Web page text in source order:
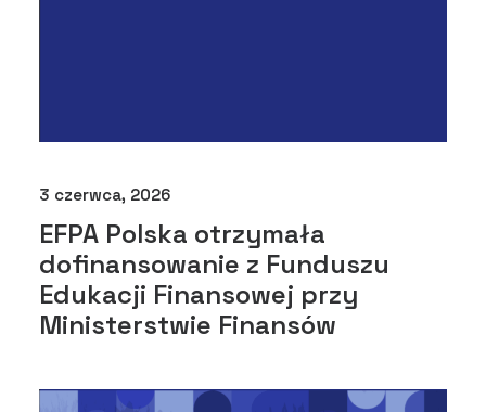
3 czerwca, 2026
EFPA Polska otrzymała
dofinansowanie z Funduszu
Edukacji Finansowej przy
Ministerstwie Finansów